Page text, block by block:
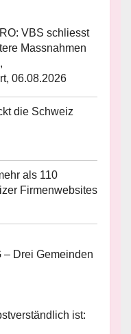
VBS schliesst
Massnahmen
06.08.2026
die Schweiz
als 110
Firmenwebsites
– Drei Gemeinden
ist: